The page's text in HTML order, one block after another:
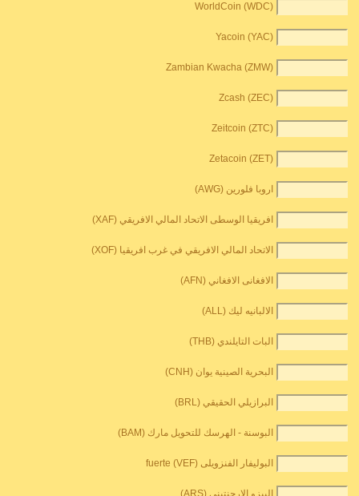
WorldCoin (WDC)
Yacoin (YAC)
Zambian Kwacha (ZMW)
Zcash (ZEC)
Zeitcoin (ZTC)
Zetacoin (ZET)
اروبا فلورين (AWG)
افريقيا الوسطى الاتحاد المالي الافريقي (XAF)
الاتحاد المالي الافريقي في غرب افريقيا (XOF)
الافغانى الافغاني (AFN)
الالبانيه ليك (ALL)
البات التايلندي (THB)
البحرية الصينية يوان (CNH)
البرازيلي الحقيقي (BRL)
البوسنة - الهرسك للتحويل مارك (BAM)
البوليفار الفنزويلى fuerte (VEF)